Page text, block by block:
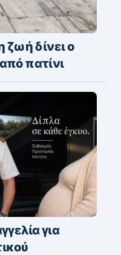
ζωή δίνει ο
πατίνι
για